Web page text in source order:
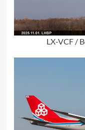
LX-VCF /